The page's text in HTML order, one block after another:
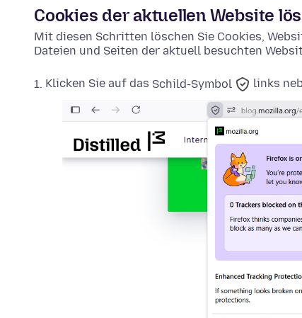
Cookies der aktuellen Website
Mit diesen Schritten löschen Sie Cookies,
Dateien und Seiten der aktuell besuchten
Klicken Sie auf das Schild-Symbol links